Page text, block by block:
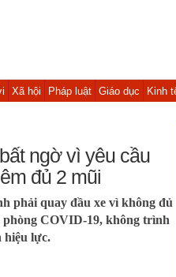
Xã hội Pháp luật Giáo dục Kinh
ngờ vì yêu cầu
đủ 2 mũi
phải quay đầu xe vì không đủ
phòng COVID-19, không trình
hiệu lực.